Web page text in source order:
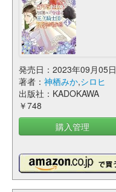
発売日：2023年09月05日
著者： 神栖みか,シロヒ
出版社：KADOKAWA
￥748
購入管理